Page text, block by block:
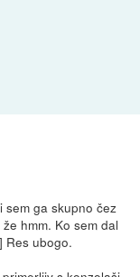
sem ga skupno čez
hmm. Ko sem dal
Res ubogo.